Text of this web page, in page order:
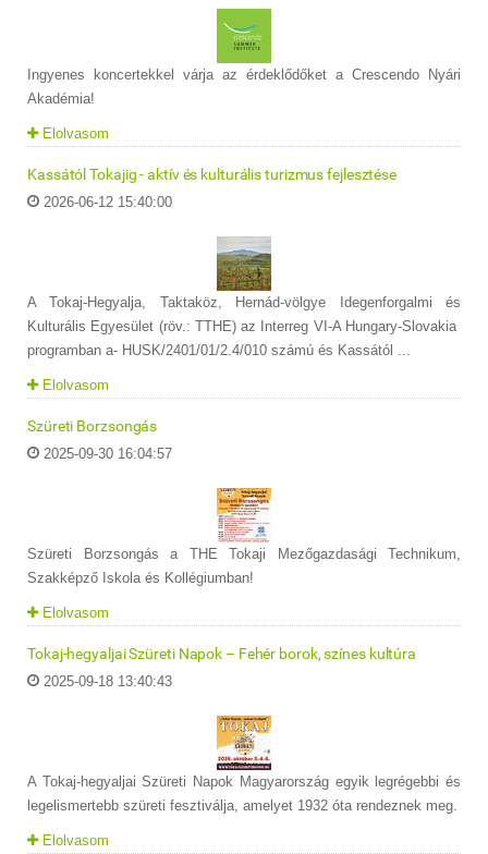
Ingyenes koncertekkel várja az érdeklődőket a Crescendo Nyári
Akadémia!
Elolvasom
Kassától Tokajig - aktív és kulturális turizmus fejlesztése
2026-06-12 15:40:00
A Tokaj-Hegyalja, Taktaköz, Hernád-völgye Idegenforgalmi és
Kulturális Egyesület (röv.: TTHE) az Interreg VI-A Hungary-Slovakia
programban a- HUSK/2401/01/2.4/010 számú és Kassától ...
Elolvasom
Szüreti Borzsongás
2025-09-30 16:04:57
Szüreti Borzsongás a THE Tokaji Mezőgazdasági Technikum,
Szakképző Iskola és Kollégiumban!
Elolvasom
Tokaj-hegyaljai Szüreti Napok – Fehér borok, színes kultúra
2025-09-18 13:40:43
A Tokaj-hegyaljai Szüreti Napok Magyarország egyik legrégebbi és
legelismertebb szüreti fesztiválja, amelyet 1932 óta rendeznek meg.
Elolvasom